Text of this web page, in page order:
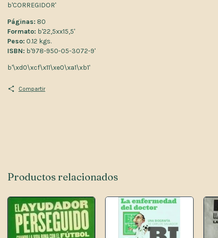
b'CORREGIDOR'
Páginas: 80
Formato: b'22,5xx15,5'
Peso: 0.12 kgs.
ISBN: b'978-950-05-3072-9'
b'\xd0\xcf\x11\xe0\xa1\xb1'
Compartir
Productos relacionados